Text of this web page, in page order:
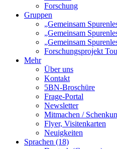
Forschung
Gruppen
„Gemeinsam
„Gemeinsam
„Gemeinsam
Forschungsprojekt
Mehr
Über uns
Kontakt
5BN-Broschüre
Frage-Portal
Newsletter
Mitmachen /
Flyer, Visitenkarten
Neuigkeiten
Sprachen (18)